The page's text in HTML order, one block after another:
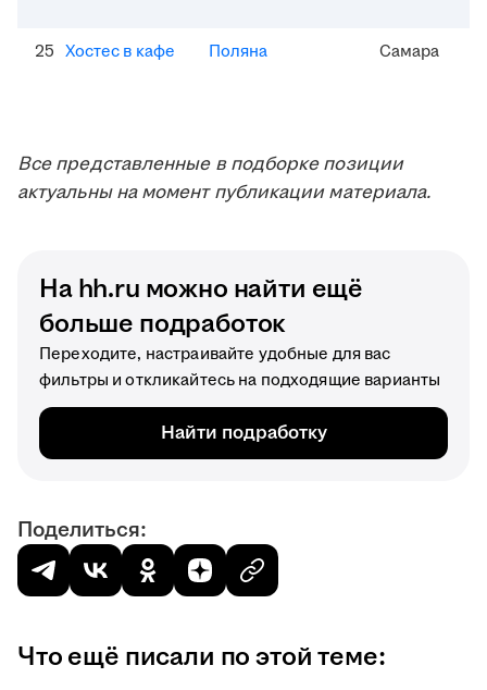
25 Хостес в кафе Поляна Самара
Все представленные в подборке позиции
актуальны на момент публикации материала.
На hh.ru можно найти ещё
больше подработок
Переходите, настраивайте удобные для вас
фильтры и откликайтесь на подходящие варианты
Найти подработку
Поделиться:
Что ещё писали по этой теме: